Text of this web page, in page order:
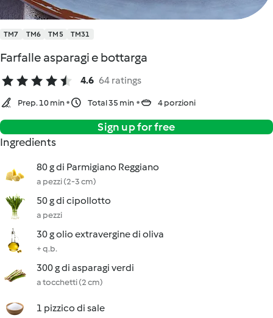
TM7 TM6 TM5 TM31
Farfalle asparagi e bottarga
4.6 64 ratings
Prep. 10 min Total 35 min 4 porzioni
Sign up for free
Ingredients
80 g di Parmigiano Reggiano
a pezzi (2-3 cm)
50 g di cipollotto
a pezzi
30 g olio extravergine di oliva
+ q.b.
300 g di asparagi verdi
a tocchetti (2 cm)
1 pizzico di sale